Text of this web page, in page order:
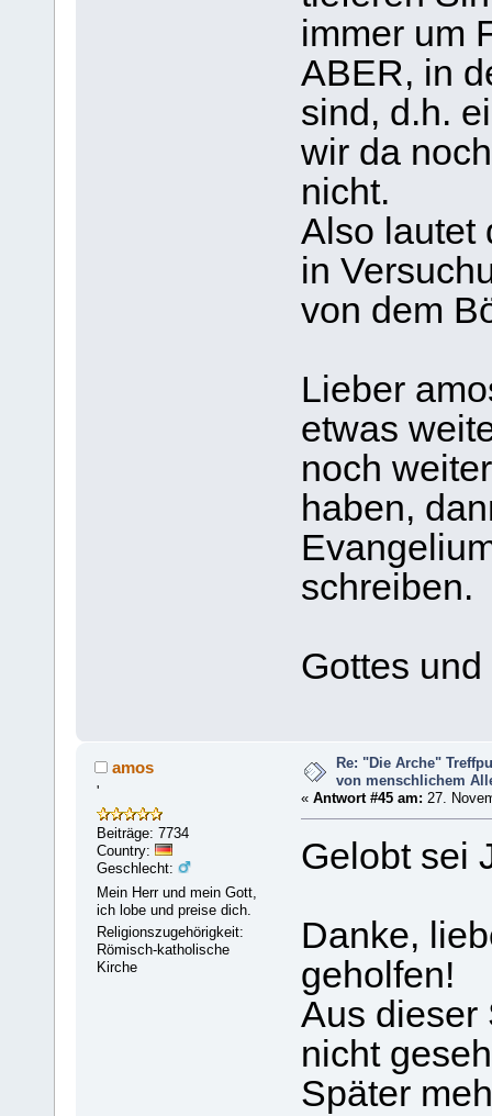
immer um
ABER, in
sind, d.h.
wir da
nicht.
Also lautet
in
von dem
Lieber
etwas
noch
haben,
schreiben.
Gottes
amos
'
Beiträge: 7734
Country:
Geschlecht:
Mein Herr und mein Gott,
ich lobe und preise dich.
Religionszugehörigkeit:
Römisch-katholische
Kirche
Re: "Die Arche"
von menschlichem
« Antwort #45 am: 27.
Gelobt sei
Danke,
geholfen!
Aus dieser
nicht
Später